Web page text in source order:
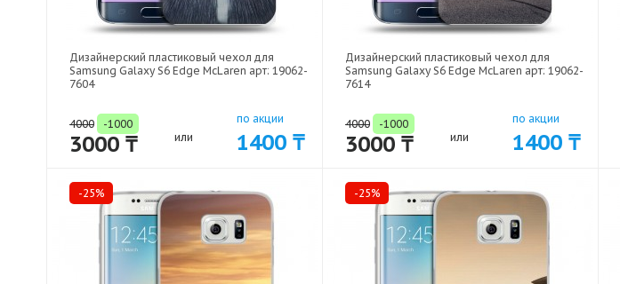
Дизайнерский пластиковый чехол для
Samsung Galaxy S6 Edge McLaren арт: 19062-
7604
4000 -1000
3000 ₸ или
по акции
1400 ₸
Дизайнерский пластиковый чехол для
Samsung Galaxy S6 Edge McLaren арт: 19062-
7614
4000 -1000
3000 ₸ или
по акции
1400 ₸
-25% -25%